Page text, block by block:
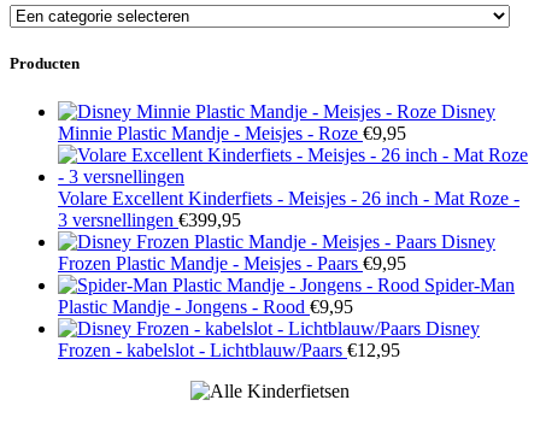
Producten
Disney
Minnie Plastic Mandje - Meisjes - Roze €9,95
Volare Excellent Kinderfiets - Meisjes - 26 inch - Mat Roze -
3 versnellingen €399,95
Disney
Frozen Plastic Mandje - Meisjes - Paars €9,95
Spider-Man
Plastic Mandje - Jongens - Rood €9,95
Disney
Frozen - kabelslot - Lichtblauw/Paars €12,95